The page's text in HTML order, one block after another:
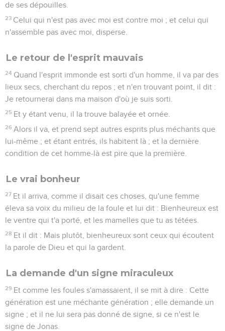
de ses dépouilles.
23 Celui qui n'est pas avec moi est contre moi ; et celui qui
n'assemble pas avec moi, disperse.
Le retour de l'esprit mauvais
24 Quand l'esprit immonde est sorti d'un homme, il va par des
lieux secs, cherchant du repos ; et n'en trouvant point, il dit :
Je retournerai dans ma maison d'où je suis sorti.
25 Et y étant venu, il la trouve balayée et ornée.
26 Alors il va, et prend sept autres esprits plus méchants que
lui-même ; et étant entrés, ils habitent là ; et la dernière
condition de cet homme-là est pire que la première.
Le vrai bonheur
27 Et il arriva, comme il disait ces choses, qu'une femme
éleva sa voix du milieu de la foule et lui dit : Bienheureux est
le ventre qui t'a porté, et les mamelles que tu as tétées.
28 Et il dit : Mais plutôt, bienheureux sont ceux qui écoutent
la parole de Dieu et qui la gardent.
La demande d'un signe miraculeux
29 Et comme les foules s'amassaient, il se mit à dire : Cette
génération est une méchante génération ; elle demande un
signe ; et il ne lui sera pas donné de signe, si ce n'est le
signe de Jonas.